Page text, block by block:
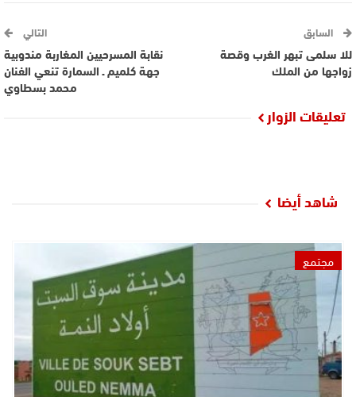
السابق
للا سلمى تبهر الغرب وقصة
زواجها من الملك
التالي
نقابة المسرحيين المغاربة مندوبية
جهة كلميم ـ السمارة تنعي الفنان
محمد بسطاوي
تعليقات الزوار
شاهد أيضا
مجتمع